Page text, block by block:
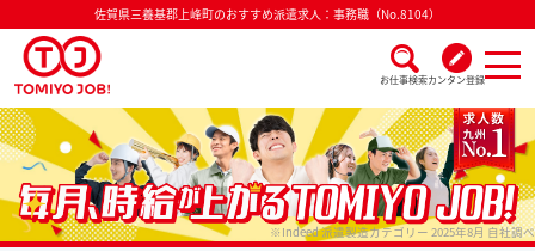
佐賀県三養基郡上峰町のおすすめ派遣求人：事務職（No.8104）
お仕事検索カンタン登録
派遣なら毎月時給が上がるトミヨジョブ ※Indeed 派遣製造カテゴリー 2025年8月 自社調べ